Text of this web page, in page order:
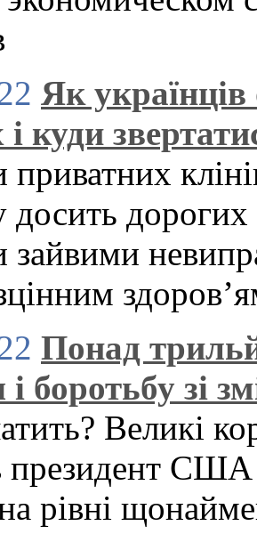
Як
і куди
приватних
досить
зайвими
Понад
і боротьбу зі
Великі
президент
рівні